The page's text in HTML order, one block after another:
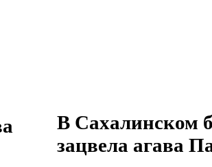
В Cахалинском
зацвела агава